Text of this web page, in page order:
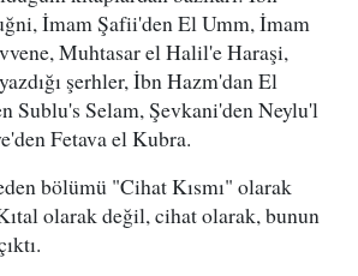
İmam Şafii'den El Umm, İmam
Muhtasar el Halil'e Haraşi,
şerhler, İbn Hazm'dan El
Sublu's Selam, Şevkani'den Neylu'l
Fetava el Kubra.
bölümü "Cihat Kısmı" olarak
olarak değil, cihat olarak, bunun